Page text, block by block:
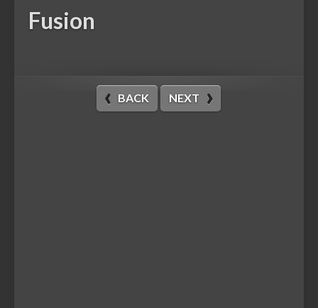
Fusion
BACK NEXT